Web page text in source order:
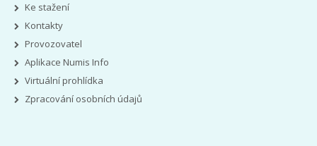
Ke stažení
Kontakty
Provozovatel
Aplikace Numis Info
Virtuální prohlídka
Zpracování osobních údajů